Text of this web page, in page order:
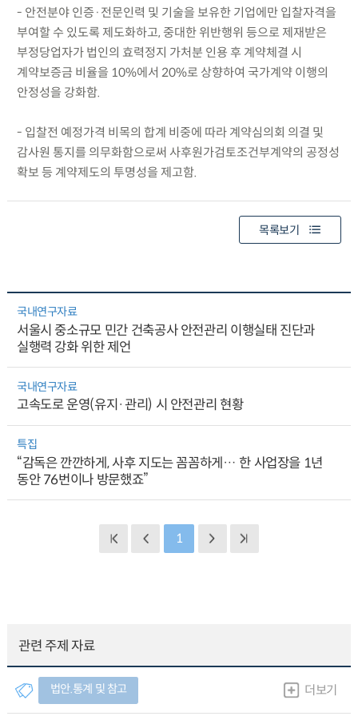
- 안전분야 인증·전문인력 및 기술을 보유한 기업에만 입찰자격을
부여할 수 있도록 제도화하고, 중대한 위반행위 등으로 제재받은
부정당업자가 법인의 효력정지 가처분 인용 후 계약체결 시
계약보증금 비율을 10%에서 20%로 상향하여 국가계약 이행의
안정성을 강화함.
- 입찰전 예정가격 비목의 합계 비중에 따라 계약심의회 의결 및
감사원 통지를 의무화함으로써 사후원가검토조건부계약의 공정성
확보 등 계약제도의 투명성을 제고함.
목록보기
국내연구자료
서울시 중소규모 민간 건축공사 안전관리 이행실태 진단과
실행력 강화 위한 제언
국내연구자료
고속도로 운영(유지·관리) 시 안전관리 현황
특집
“감독은 깐깐하게, 사후 지도는 꼼꼼하게… 한 사업장을 1년
동안 76번이나 방문했죠”
1
관련 주제 자료
법안.통계 및 참고 더보기